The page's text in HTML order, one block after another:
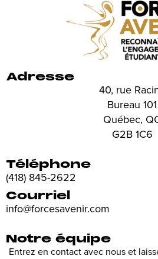
Adresse
40, rue
Bureau 101
Québec,
G2B 1C6
Téléphone
(418) 845-2622
Courriel
info@forcesavenir.com
Notre équipe
Entrez en contact avec nous et